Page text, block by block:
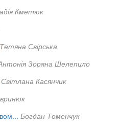
Кметюк
Тетяна Свірська
Зоряна Шелепило
Світлана Касянчик
Богдан Томенчук